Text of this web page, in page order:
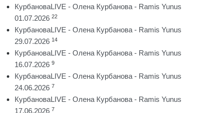
КурбановаLIVE - Олена Курбанова - Ramis Yunus
01.07.2026 22
КурбановаLIVE - Олена Курбанова - Ramis Yunus
29.07.2026 14
КурбановаLIVE - Олена Курбанова - Ramis Yunus
16.07.2026 9
КурбановаLIVE - Олена Курбанова - Ramis Yunus
24.06.2026 7
КурбановаLIVE - Олена Курбанова - Ramis Yunus
17.06.2026 7